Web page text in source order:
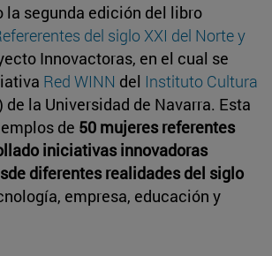
la segunda edición del libro
del siglo XXI del Norte y
Innovactoras, en el cual se
Red WINN del Instituto Cultura
de la Universidad de Navarra. Esta
de 50 mujeres referentes
iniciativas innovadoras
diferentes realidades del siglo
empresa, educación y